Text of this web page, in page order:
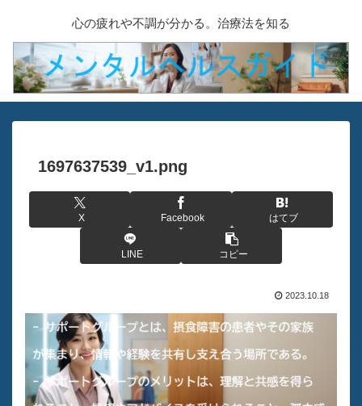
心の疲れや不調が分かる。治療法を知る
1697637539_v1.png
X Facebook はてブ
LINE コピー
2023.10.18